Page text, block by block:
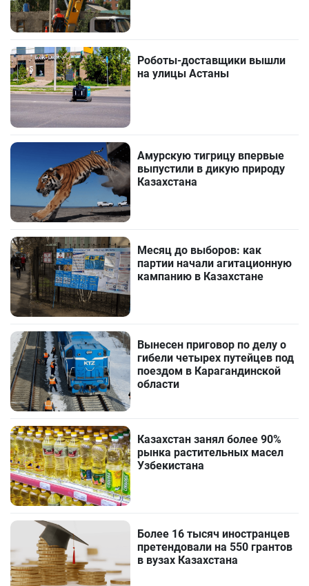
Роботы-доставщики вышли
на улицы Астаны
Амурскую тигрицу впервые
выпустили в дикую природу
Казахстана
Месяц до выборов: как
партии начали агитационную
кампанию в Казахстане
Вынесен приговор по делу о
гибели четырех путейцев под
поездом в Карагандинской
области
Казахстан занял более 90%
рынка растительных масел
Узбекистана
Более 16 тысяч иностранцев
претендовали на 550 грантов
в вузах Казахстана